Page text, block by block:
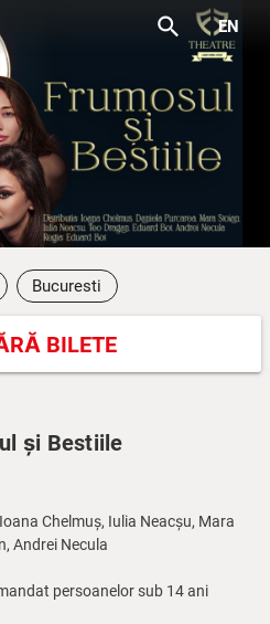
search EN
Bucuresti
BILETE
și Bestiile
Chelmuș, Iulia Neacșu, Mara
Andrei Necula
persoanelor sub 14 ani